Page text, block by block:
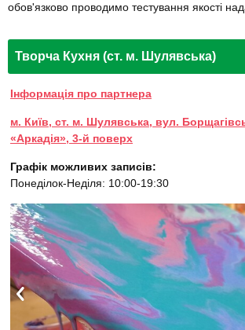
обов'язково проводимо тестування якості
Творча Кухня (ст. м. Шулявська)
Інформація про партнера
м. Київ, ст. м. Шулявська, вул.
«Аркадія», 3-й поверх
Графік можливих записів:
Понеділок-Неділя: 10:00-19:30